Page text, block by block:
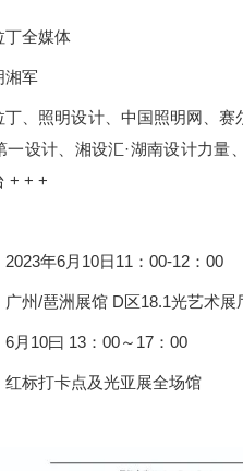
丁全媒体
湘军
丁、照明设计、中国照明网、
一设计、湘设汇·湖南设计力量
+ + +
年6月10日11：00-12：00
广州/琶洲展馆 D区18.1光艺术展
月10曰 13：00～17：00
标打卡点及光亚展全场馆